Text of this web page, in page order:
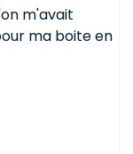
m'avait
ma boite en